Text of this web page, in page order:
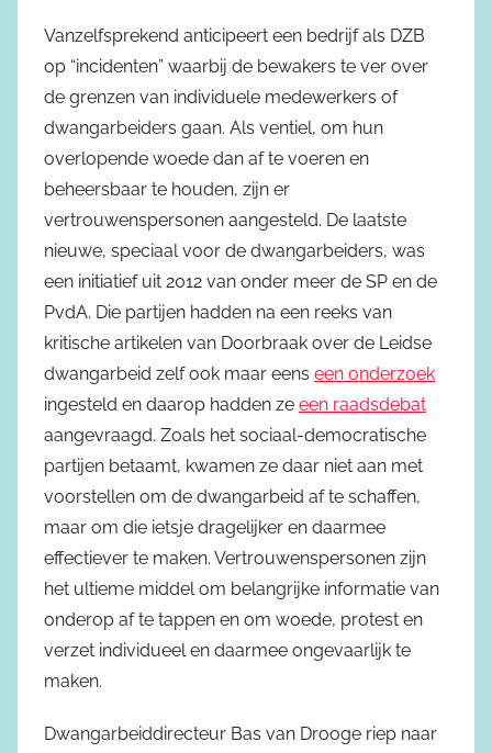
Vanzelfsprekend anticipeert een bedrijf als DZB
op “incidenten” waarbij de bewakers te ver over
de grenzen van individuele medewerkers of
dwangarbeiders gaan. Als ventiel, om hun
overlopende woede dan af te voeren en
beheersbaar te houden, zijn er
vertrouwenspersonen aangesteld. De laatste
nieuwe, speciaal voor de dwangarbeiders, was
een initiatief uit 2012 van onder meer de SP en de
PvdA. Die partijen hadden na een reeks van
kritische artikelen van Doorbraak over de Leidse
dwangarbeid zelf ook maar eens een onderzoek
ingesteld en daarop hadden ze een raadsdebat
aangevraagd. Zoals het sociaal-democratische
partijen betaamt, kwamen ze daar niet aan met
voorstellen om de dwangarbeid af te schaffen,
maar om die ietsje dragelijker en daarmee
effectiever te maken. Vertrouwenspersonen zijn
het ultieme middel om belangrijke informatie van
onderop af te tappen en om woede, protest en
verzet individueel en daarmee ongevaarlijk te
maken.
Dwangarbeiddirecteur Bas van Drooge riep naar